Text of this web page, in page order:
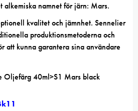
alkemiska namnet för järn: Mars.
kvalitet och jämnhet. Sennelier
produktionsmetoderna och
att kunna garantera sina användare
Oljefärg 40ml>S1 Mars black